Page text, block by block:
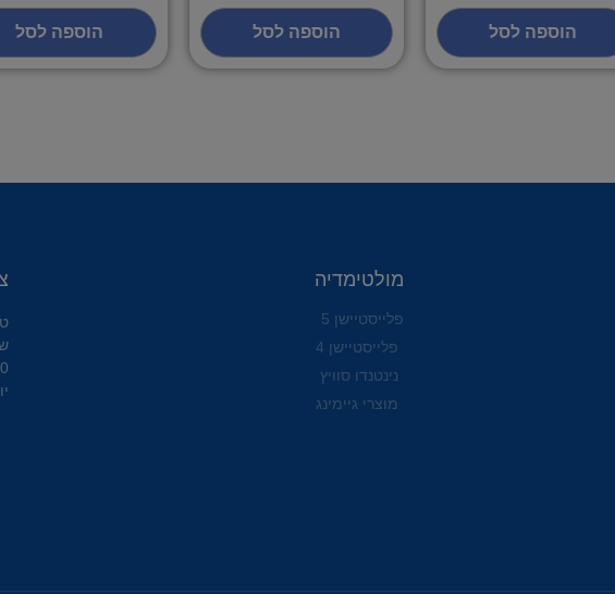
הוספה לסל הוספה לסל הוספה לסל
מולטימדיה
פלייסטיישן 5
פלייסטיישן 4
נינטנדו סוויץ
מוצרי גיימינג